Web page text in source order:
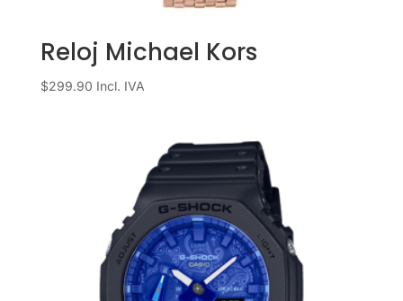
Reloj Michael Kors
$299.90 Incl. IVA